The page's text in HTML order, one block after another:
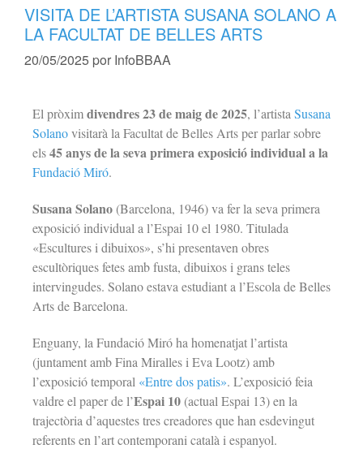
VISITA DE L’ARTISTA SUSANA SOLANO A
LA FACULTAT DE BELLES ARTS
20/05/2025 por InfoBBAA
El pròximdivendres 23 de maig de 2025, l’artista Susana
Solanovisitarà la Facultat de Belles Arts per parlar sobre
els45 anys de la seva primera exposició individual a la
Fundació Miró.
Susana Solano (Barcelona, 1946) va fer la seva primera
exposició individual a l’Espai 10 el 1980. Titulada
«Escultures i dibuixos», s’hi presentaven obres
escultòriques fetes amb fusta, dibuixos i grans teles
intervingudes. Solano estava estudiant a l’Escola de Belles
Arts de Barcelona.
Enguany, la Fundació Miró ha homenatjat l’artista
(juntament amb Fina Miralles i Eva Lootz) amb
l’exposició temporal «Entre dos patis». L’exposició feia
valdre el paper de l’Espai 10 (actual Espai 13) en la
trajectòria d’aquestes tres creadores que han esdevingut
referents en l’art contemporani català i espanyol.